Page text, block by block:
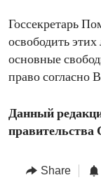
Госсекретарь
освободить
основные
право согласно
Данный
Share